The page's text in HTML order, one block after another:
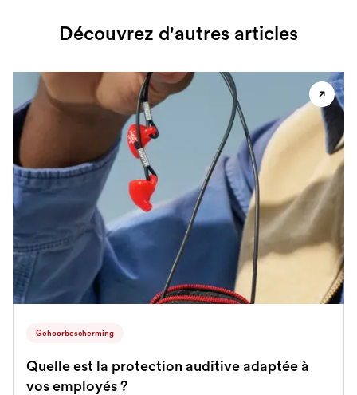
Découvrez d'autres articles
Gehoorbescherming
Quelle est la protection auditive adaptée à
vos employés ?